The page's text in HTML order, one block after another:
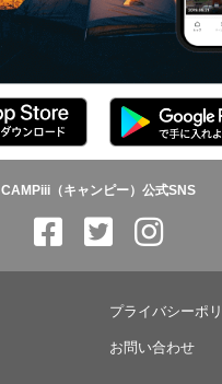
CAMPiii（キャンピー）公式SNS
プライバシーポ
お問い合わせ